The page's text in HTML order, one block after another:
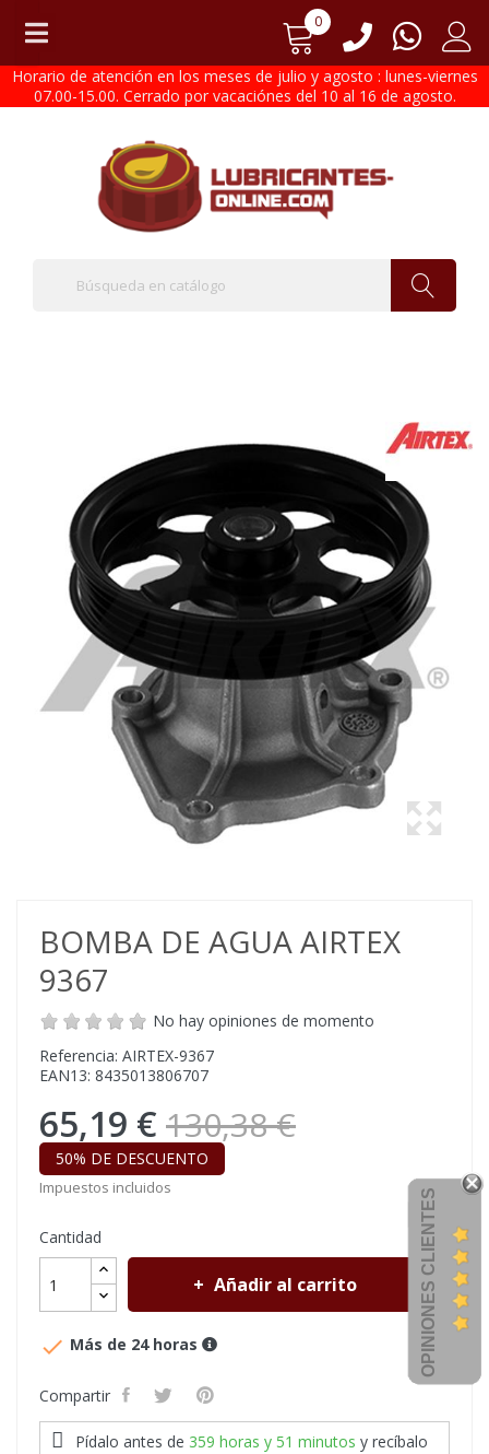
0
Horario de atención en los meses de julio y agosto : lunes-viernes
07.00-15.00. Cerrado por vacaciónes del 10 al 16 de agosto.
BOMBA DE AGUA AIRTEX
9367
No hay opiniones de momento
Referencia: AIRTEX-9367
EAN13: 8435013806707
65,19 € 130,38 €
50% DE DESCUENTO
Impuestos incluidos
Cantidad
Añadir al carrito
 Más de 24 horas
Compartir
Pídalo antes de 359 horas y 51 minutos y recíbalo
OPINIONES CLIENTES